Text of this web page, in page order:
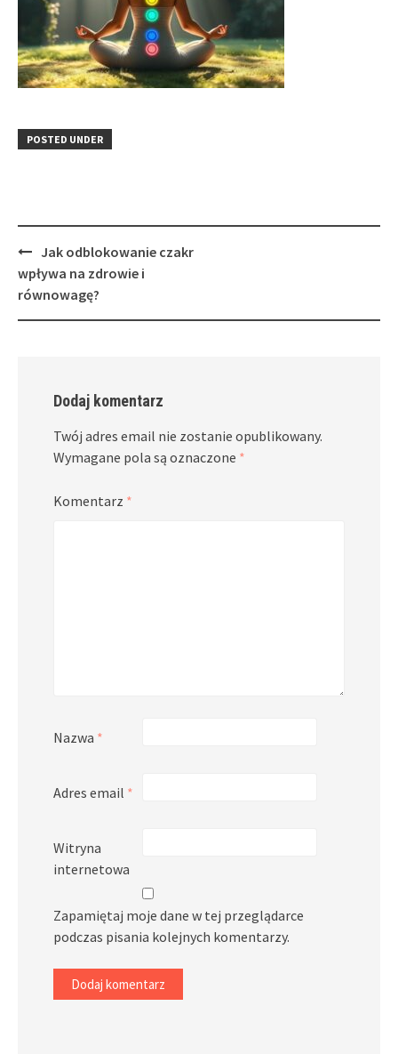
POSTED UNDER
Post
navigation
Jak odblokowanie czakr
wpływa na zdrowie i
równowagę?
Dodaj komentarz
Twój adres email nie zostanie opublikowany.
Wymagane pola są oznaczone *
Komentarz *
Nazwa *
Adres email *
Witryna
internetowa
Zapamiętaj moje dane w tej przeglądarce
podczas pisania kolejnych komentarzy.